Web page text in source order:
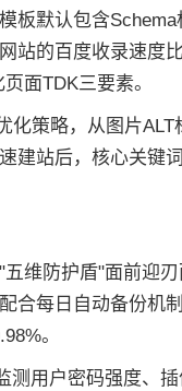
板默认包含
站的百度收录速度
面TDK三要素。
化策略，从图片
建站后，核心关键
维防护盾"面前迎刃
合每日自动备份机
。
用户密码强度、